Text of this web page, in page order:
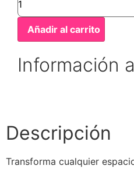
Añadir al carrito
Información
Descripción
Transforma cualquier